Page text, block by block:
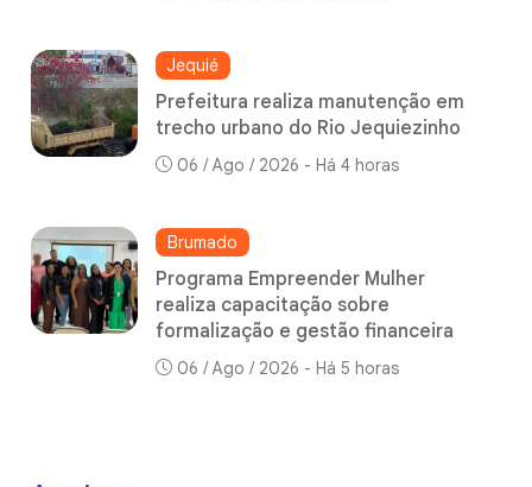
Jequié
Prefeitura realiza manutenção em
trecho urbano do Rio Jequiezinho
06 / Ago / 2026 - Há 4 horas
Brumado
Programa Empreender Mulher
realiza capacitação sobre
formalização e gestão financeira
06 / Ago / 2026 - Há 5 horas